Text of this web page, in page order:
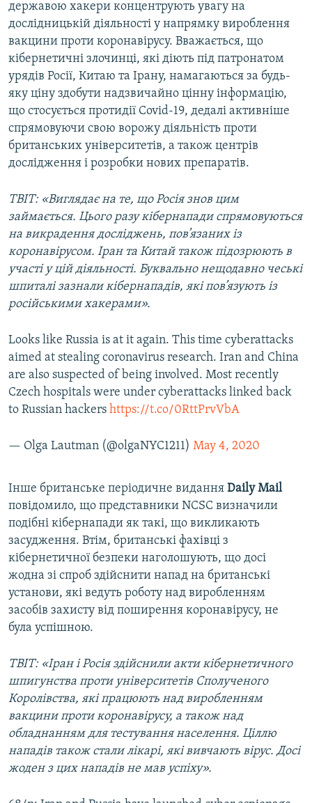
державою хакери концентрують увагу на
дослідницькій діяльності у напрямку вироблення
вакцини проти коронавірусу. Вважається, що
кібернетичні злочинці, які діють під патронатом
урядів Росії, Китаю та Ірану, намагаються за будь-
яку ціну здобути надзвичайно цінну інформацію,
що стосується протидії Covid-19, дедалі активніше
спрямовуючи свою ворожу діяльність проти
британських університетів, а також центрів
дослідження і розробки нових препаратів.
ТВІТ: «Виглядає на те, що Росія знов цим
займається. Цього разу кібернапади спрямовуються
на викрадення досліджень, пов’язаних із
коронавірусом. Іран та Китай також підозрюють в
участі у цій діяльності. Буквально нещодавно чеські
шпиталі зазнали кібернападів, які пов’язують із
російськими хакерами».
Looks like Russia is at it again. This time cyberattacks
aimed at stealing coronavirus research. Iran and China
are also suspected of being involved. Most recently
Czech hospitals were under cyberattacks linked back
to Russian hackers https://t.co/0RttPrvVbA
— Olga Lautman (@olgaNYC1211) May 4, 2020
Інше британське періодичне видання Daily Mail
повідомило, що представники NCSC визначили
подібні кібернапади як такі, що викликають
засудження. Втім, британські фахівці з
кібернетичної безпеки наголошують, що досі
жодна зі спроб здійснити напад на британські
установи, які ведуть роботу над виробленням
засобів захисту від поширення коронавірусу, не
була успішною.
ТВІТ: «Іран і Росія здійснили акти кібернетичного
шпигунства проти університетів Сполученого
Королівства, які працюють над виробленням
вакцини проти коронавірусу, а також над
обладнанням для тестування населення. Ціллю
нападів також стали лікарі, які вивчають вірус. Досі
жоден з цих нападів не мав успіху».